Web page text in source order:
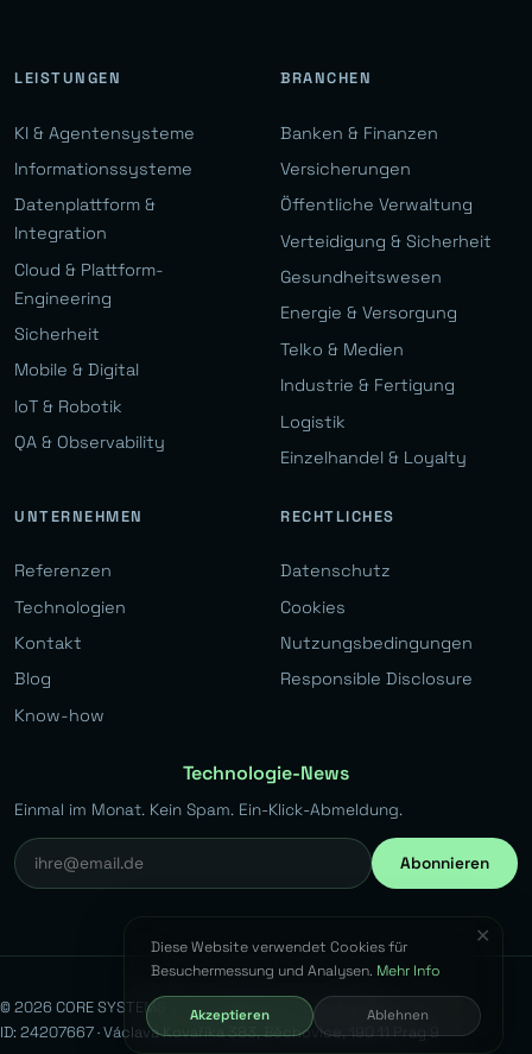
LEISTUNGEN
KI & Agentensysteme
Informationssysteme
Datenplattform &
Integration
Cloud & Plattform-
Engineering
Sicherheit
Mobile & Digital
IoT & Robotik
QA & Observability
BRANCHEN
Banken & Finanzen
Versicherungen
Öffentliche Verwaltung
Verteidigung & Sicherheit
Gesundheitswesen
Energie & Versorgung
Telko & Medien
Industrie & Fertigung
Logistik
Einzelhandel & Loyalty
UNTERNEHMEN
Referenzen
Technologien
Kontakt
Blog
Know-how
RECHTLICHES
Datenschutz
Cookies
Nutzungsbedingungen
Responsible Disclosure
Technologie-News
Einmal im Monat. Kein Spam. Ein-Klick-Abmeldung.
Abonnieren
© 2026 CORE SYSTEMS s.r.o. Alle Rechte vorbehalten.
ID: 24207667 · Václava Kovaříka 383, Běchovice, 190 11 Prag 9
✕
Diese Website verwendet Cookies für
Besuchermessung und Analysen. Mehr Info
Akzeptieren Ablehnen